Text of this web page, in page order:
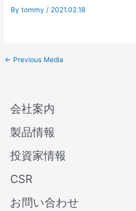
Bytommy / 2021.02.18
← Previous Media
会社案内
製品情報
投資家情報
CSR
お問い合わせ